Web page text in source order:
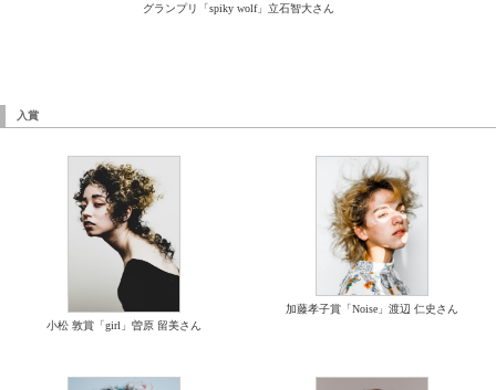
グランプリ「spiky wolf」立石智大さん
入賞
小松 敦賞「girl」曽原 留美さん
加藤孝子賞「Noise」渡辺 仁史さん